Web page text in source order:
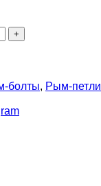
болты, Рым-петли